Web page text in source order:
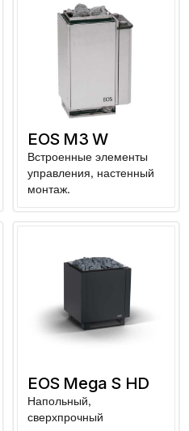
EOS M3 W
Встроенные элементы
управления, настенный
монтаж.
EOS Mega S HD
Напольный,
сверхпрочный